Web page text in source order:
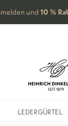
Summer Sale|
LEDERGÜRTEL